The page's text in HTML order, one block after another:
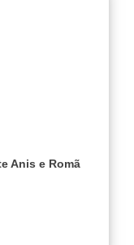
Anis e Romã